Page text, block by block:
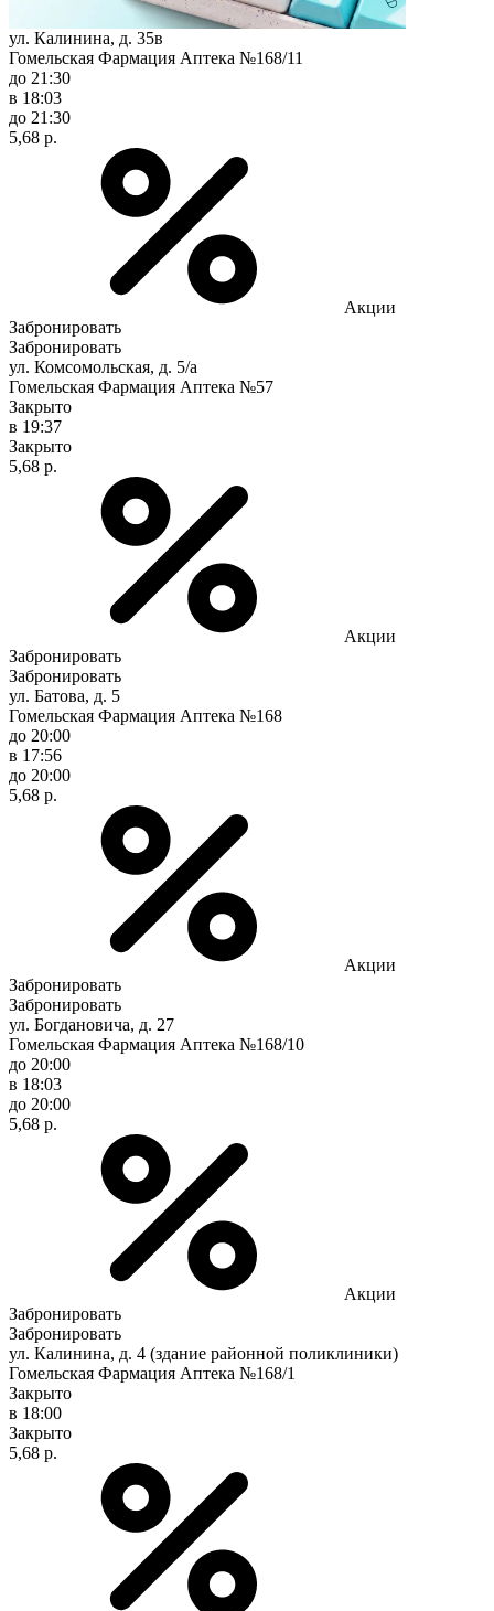
ул. Калинина, д. 35в
Гомельская Фармация Аптека №168/11
до 21:30
в 18:03
до 21:30
5,68 р.
Акции
Забронировать
Забронировать
ул. Комсомольская, д. 5/а
Гомельская Фармация Аптека №57
Закрыто
в 19:37
Закрыто
5,68 р.
Акции
Забронировать
Забронировать
ул. Батова, д. 5
Гомельская Фармация Аптека №168
до 20:00
в 17:56
до 20:00
5,68 р.
Акции
Забронировать
Забронировать
ул. Богдановича, д. 27
Гомельская Фармация Аптека №168/10
до 20:00
в 18:03
до 20:00
5,68 р.
Акции
Забронировать
Забронировать
ул. Калинина, д. 4 (здание районной поликлиники)
Гомельская Фармация Аптека №168/1
Закрыто
в 18:00
Закрыто
5,68 р.